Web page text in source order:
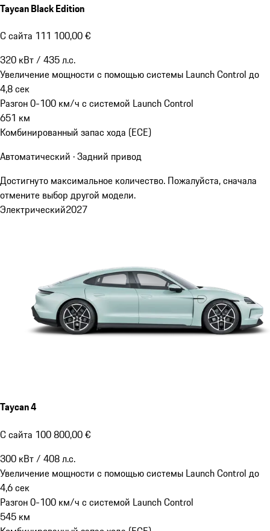
Taycan Black Edition
С сайта 111 100,00 €
320 кВт/ 435л.с.
Увеличение мощности с помощью системы Launch Control до
4,8сек
Разгон 0-100 км/ч с системой Launch Control
651 км
Комбинированный запас хода (ECE)
Автоматический · Задний привод
Достигнуто максимальное количество. Пожалуйста, сначала
отмените выбор другой модели.
Электрический2027
Taycan 4
С сайта 100 800,00 €
300 кВт/ 408л.с.
Увеличение мощности с помощью системы Launch Control до
4,6сек
Разгон 0-100 км/ч с системой Launch Control
545 км